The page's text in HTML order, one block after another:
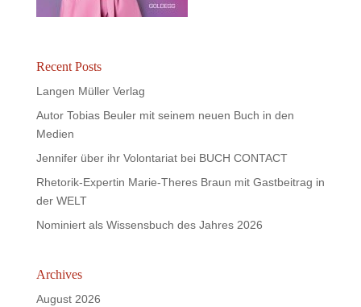
Recent Posts
Langen Müller Verlag
Autor Tobias Beuler mit seinem neuen Buch in den
Medien
Jennifer über ihr Volontariat bei BUCH CONTACT
Rhetorik-Expertin Marie-Theres Braun mit Gastbeitrag in
der WELT
Nominiert als Wissensbuch des Jahres 2026
Archives
August 2026